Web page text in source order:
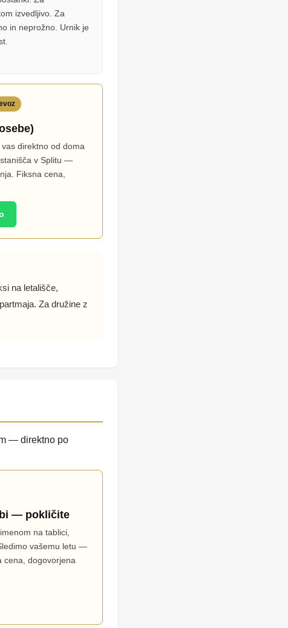
izvedljivo. Za
in neprožno. Urnik je
direktno od doma
v Splitu —
Fiksna cena,
na letališče,
Za družine z
— direktno po
— pokličite
na tablici,
vašemu letu —
cena, dogovorjena